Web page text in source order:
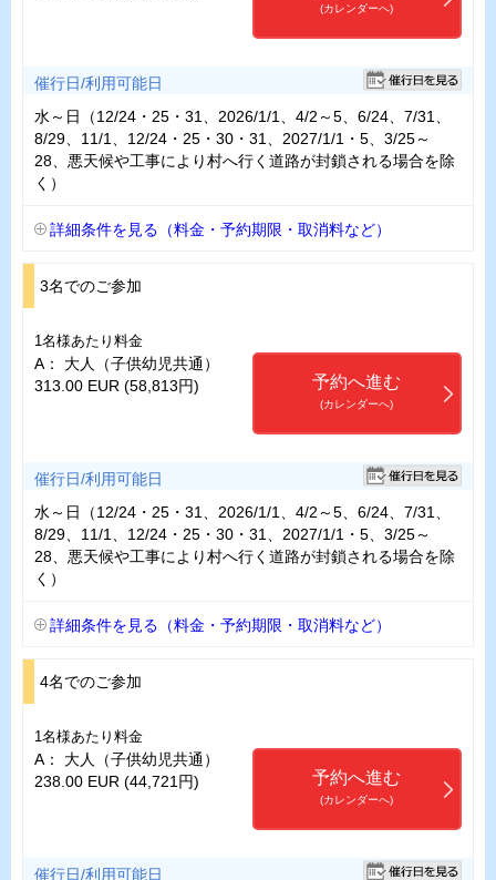
(カレンダーへ)
催行日/利用可能日
水～日（12/24・25・31、2026/1/1、4/2～5、6/24、7/31、
8/29、11/1、12/24・25・30・31、2027/1/1・5、3/25～
28、悪天候や工事により村へ行く道路が封鎖される場合を除
く）
詳細条件を見る（料金・予約期限・取消料など）
3名でのご参加
1名様あたり料金
A： 大人（子供幼児共通）
313.00 EUR (58,813円)
予約へ進む
(カレンダーへ)
催行日/利用可能日
水～日（12/24・25・31、2026/1/1、4/2～5、6/24、7/31、
8/29、11/1、12/24・25・30・31、2027/1/1・5、3/25～
28、悪天候や工事により村へ行く道路が封鎖される場合を除
く）
詳細条件を見る（料金・予約期限・取消料など）
4名でのご参加
1名様あたり料金
A： 大人（子供幼児共通）
238.00 EUR (44,721円)
予約へ進む
(カレンダーへ)
催行日/利用可能日